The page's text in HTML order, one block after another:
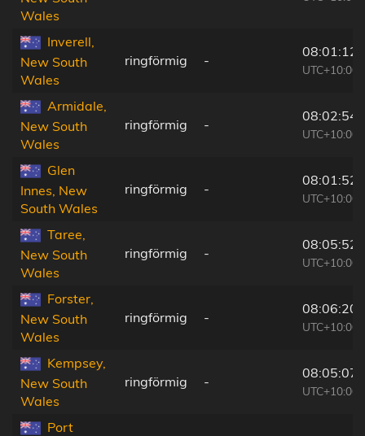
Wales
Inverell,
New South
Wales
ringförmig -
08:01:12
UTC+10:00
Armidale,
New South
Wales
ringförmig -
08:02:54
UTC+10:00
Glen
Innes, New
South Wales
ringförmig -
08:01:52
UTC+10:00
Taree,
New South
Wales
ringförmig -
08:05:52
UTC+10:00
Forster,
New South
Wales
ringförmig -
08:06:20
UTC+10:00
Kempsey,
New South
Wales
ringförmig -
08:05:07
UTC+10:00
Port